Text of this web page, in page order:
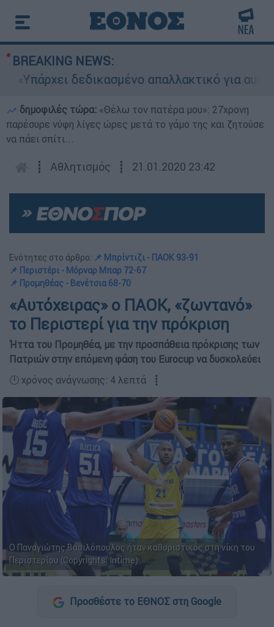
BREAKING NEWS:
δεδικασμένο απαλλακτικό για αυτήν»:
δημοφιλές τώρα: «Θέλω τον πατέρα μου»: 27χρονη
παρέσυρε νύφη λίγες ώρες μετά το γάμο της και ζητούσε
να πάει σπίτι...
┋ Αθλητισμός ┋ 21.01.2020 23:42
Ενότητες στο άρθρο: 📌 Μπρίντιζι - ΠΑΟΚ 93-91
📌 Περιστέρι - Μόρναρ Μπαρ 72-67
📌 Προμηθέας - Βενέτσια 68-70
«Αυτόχειρας» ο ΠΑΟΚ, «ζωντανό»
το Περιστερί για την πρόκριση
Ήττα του Προμηθέα, με την προσπάθεια πρόκρισης των
Πατριών στην επόμενη φάση του Eurocup να δυσκολεύει
🕛 χρόνος ανάγνωσης: 4 λεπτά ┋
Ο Παναγιώτης Βασιλόπουλος ήταν καθοριστικός στη νίκη του
Περιστερίου (Copyrights: Intime)
Προσθέστε το ΕΘΝΟΣ στη Google